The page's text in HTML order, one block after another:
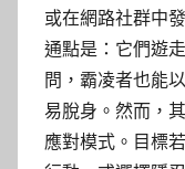
或在網路社群中
通點是：它們遊
問，霸凌者也能
易脫身。然而，
應對模式。目標